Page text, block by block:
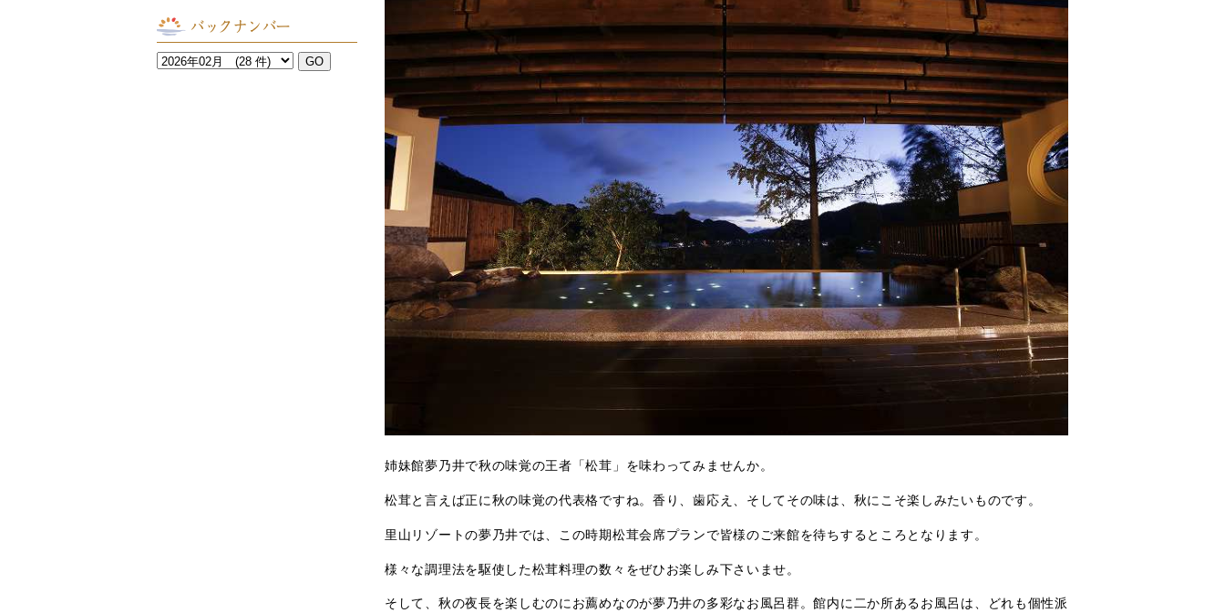
姉妹館夢乃井で秋の味覚の王者「松茸」を味わってみませんか。
松茸と言えば正に秋の味覚の代表格ですね。香り、歯応え、そしてその味は、秋にこそ楽しみたいものです。
里山リゾートの夢乃井では、この時期松茸会席プランで皆様のご来館を待ちするところとなります。
様々な調理法を駆使した松茸料理の数々をぜひお楽しみ下さいませ。
そして、秋の夜長を楽しむのにお薦めなのが夢乃井の多彩なお風呂群。館内に二か所あるお風呂は、どれも個性派
バックナンバー